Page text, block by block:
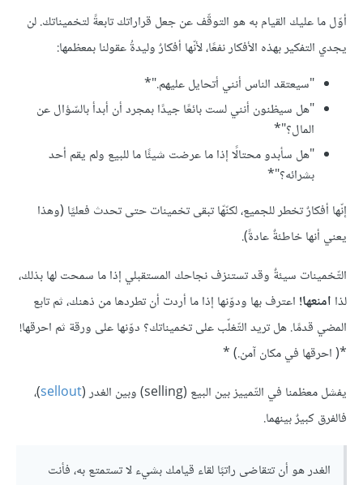
أوّل ما عليك القيام به هو التوقّف عن جعل قراراتك تابعةً لتخميناتك. لن
يجدي التفكير بهذه الأفكار نفعًا، لأنّها أفكارٌ وليدةُ عقولنا بمعظمها:
"سيعتقد الناس أنني أتحايل عليهم."*
"هل سيظنون أنني لست بائعًا جيدًا بمجرد أن أبدأ بالسّؤال عن
المال؟"*
"هل سأبدو محتالًا إذا ما عرضت شيئًا ما للبيع ولم يقم أحد
بشرائه؟"*
إنّها أفكارٌ تخطر للجميع، لكنّهّا تبقى تخمينات حتى تحدث فعليًا (وهذا
يعني أنها خاطئةٌ عادةً).
التّخمينات سيئةٌ وقد تستنزف نجاحك المستقبلي إذا ما سمحت لها بذلك،
لذا امنعها! اعترف بها ودوّنها إذا ما أردت أن تطردها من ذهنك، ثم تابع
المضي قدمًا. هل تريد التّغلّب على تخميناتك؟ دوّنها على ورقة ثم احرقها!
*( احرقها في مكان آمن.) *
يفشل معظمنا في التّمييز بين البيع (selling) وبين الغدر (
sellout)،
فالفرق كبيرٌ بينهما.
الغدر هو أن تتقاضى راتبًا لقاء قيامك بشيء لا تستمتع به، فأنت